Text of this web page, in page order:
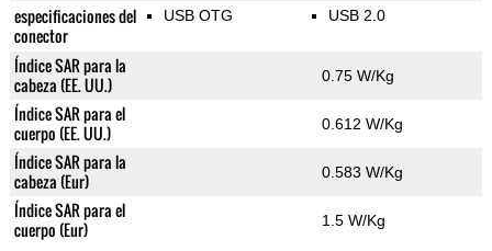
especificaciones del
conector
USB OTG USB 2.0
Índice SAR para la
cabeza (EE. UU.)
0.75 W/Kg
Índice SAR para el
cuerpo (EE. UU.)
0.612 W/Kg
Índice SAR para la
cabeza (Eur)
0.583 W/Kg
Índice SAR para el
cuerpo (Eur)
1.5 W/Kg